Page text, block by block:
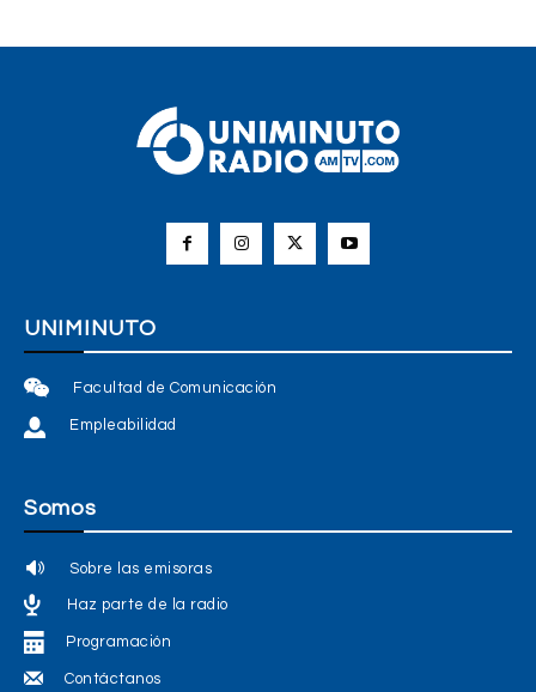
UNIMINUTO
Facultad de Comunicación
Empleabilidad
Somos
Sobre las emisoras
Haz parte de la radio
Programación
Contáctanos